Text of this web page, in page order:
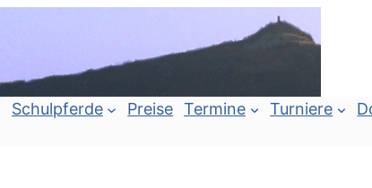
Schulpferde Preise Termine Turniere